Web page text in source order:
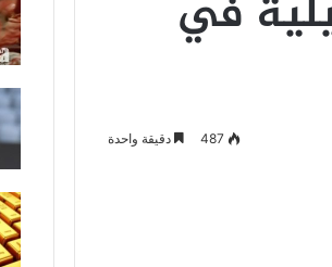
في
487 دقيقة واحدة